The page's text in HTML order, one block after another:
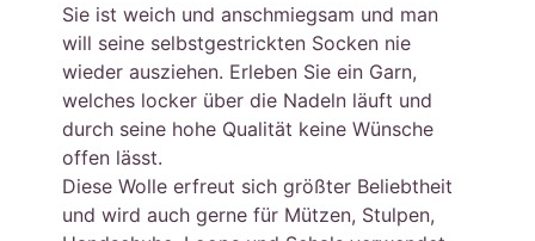
Sie ist weich und anschmiegsam und man
will seine selbstgestrickten Socken nie
wieder ausziehen. Erleben Sie ein Garn,
welches locker über die Nadeln läuft und
durch seine hohe Qualität keine Wünsche
offen lässt.
Diese Wolle erfreut sich größter Beliebtheit
und wird auch gerne für Mützen, Stulpen,